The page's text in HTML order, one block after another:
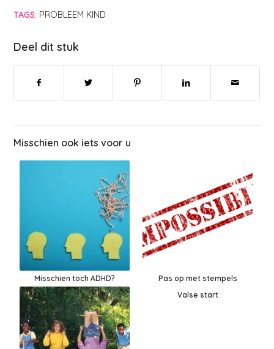
TAGS: PROBLEEM KIND
Deel dit stuk
Misschien ook iets voor u
Misschien toch ADHD?
Pas op met stempels
Valse start